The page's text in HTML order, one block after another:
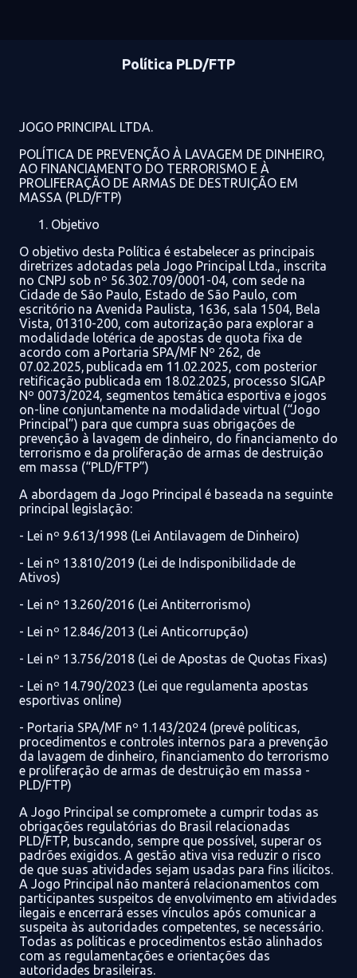
Política PLD/FTP
JOGO PRINCIPAL LTDA.
POLÍTICA DE PREVENÇÃO À LAVAGEM DE DINHEIRO,
AO FINANCIAMENTO DO TERRORISMO E À
PROLIFERAÇÃO DE ARMAS DE DESTRUIÇÃO EM
MASSA (PLD/FTP)
Objetivo
O objetivo desta Política é estabelecer as principais
diretrizes adotadas pela Jogo Principal Ltda., inscrita
no CNPJ sob nº 56.302.709/0001-04, com sede na
Cidade de São Paulo, Estado de São Paulo, com
escritório na Avenida Paulista, 1636, sala 1504, Bela
Vista, 01310-200, com autorização para explorar a
modalidade lotérica de apostas de quota fixa de
acordo com a Portaria SPA/MF Nº 262, de
07.02.2025, publicada em 11.02.2025, com posterior
retificação publicada em 18.02.2025, processo SIGAP
Nº 0073/2024, segmentos temática esportiva e jogos
on-line conjuntamente na modalidade virtual (“Jogo
Principal”) para que cumpra suas obrigações de
prevenção à lavagem de dinheiro, do financiamento do
terrorismo e d a proliferação de armas de destruição
em massa (“PLD/FTP”)
A abordagem da Jogo Principal é baseada na seguinte
principal legislação:
- Lei nº 9.613/1998 (Lei Antilavagem de Dinheiro)
- Lei nº 13.810/2019 (Lei de Indisponibilidade de
Ativos)
- Lei nº 13.260/2016 (Lei Antiterrorismo)
- Lei nº 12.846/2013 (Lei Anticorrupção)
- Lei nº 13.756/2018 (Lei de Apostas de Quotas Fixas)
- Lei nº 14.790/2023 (Lei que regulamenta apostas
esportivas online)
- Portaria SPA/MF nº 1.143/2024 (prevê políticas,
procedimentos e controles internos para a prevenção
da lavagem de dinheiro, financiamento do terrorismo
e proliferação de armas de destruição em massa -
PLD/FTP)
A Jogo Principal se compromete a cumprir todas as
obrigações regulatórias do Brasil relacionadas
PLD/FTP, buscando, sempre que possível, superar os
padrões exigidos. A gestão ativa visa reduzir o risco
de que suas atividades sejam usadas para fins ilícitos.
A Jogo Principal não manterá relacionamentos com
participantes suspeitos de envolvimento em atividades
ilegais e encerrará esses vínculos após comunicar a
suspeita às autoridades competentes, se necessário.
Todas as políticas e procedimentos estão alinhados
com as regulamentações e orientações das
autoridades brasileiras.